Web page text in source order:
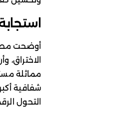
أوضحت
مماثلة
شفافية
التحول